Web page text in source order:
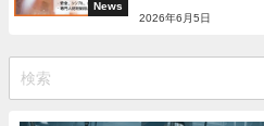
News
2026年6月5日